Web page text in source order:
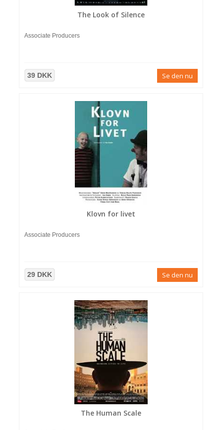
The Look of Silence
Associate Producers
39 DKK Se den nu
Klovn for livet
Associate Producers
29 DKK Se den nu
The Human Scale